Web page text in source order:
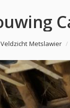
Veldzicht Metslawier /